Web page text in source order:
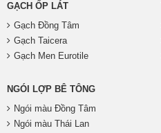
GẠCH ỐP LÁT
Gạch Đồng Tâm
Gạch Taicera
Gạch Men Eurotile
NGÓI LỢP BÊ TÔNG
Ngói màu Đồng Tâm
Ngói màu Thái Lan